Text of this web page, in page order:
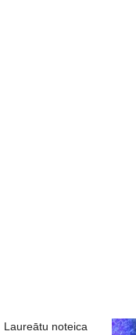
Laureātu noteica